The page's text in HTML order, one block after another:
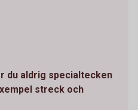
du aldrig specialtecken
streck och